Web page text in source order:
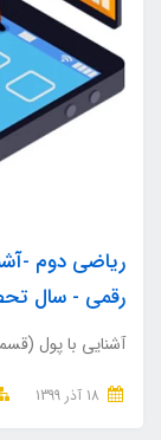
ریاضی دوم -
رقمی - سال تحصیلی
آشنایی با پول